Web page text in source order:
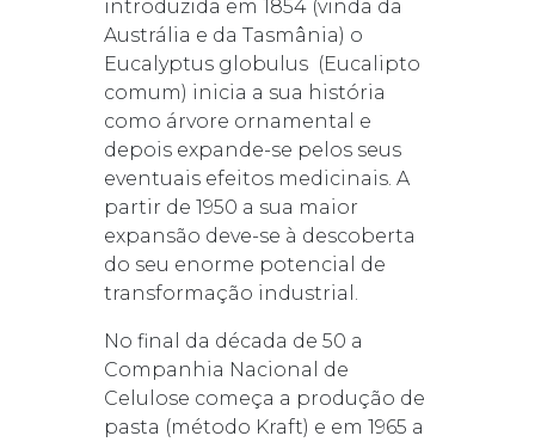
introduzida em 1854 (vinda da
Austrália e da Tasmânia) o
Eucalyptus globulus (Eucalipto
comum) inicia a sua história
como árvore ornamental e
depois expande-se pelos seus
eventuais efeitos medicinais. A
partir de 1950 a sua maior
expansão deve-se à descoberta
do seu enorme potencial de
transformação industrial.
No final da década de 50 a
Companhia Nacional de
Celulose começa a produção de
pasta (método Kraft) e em 1965 a